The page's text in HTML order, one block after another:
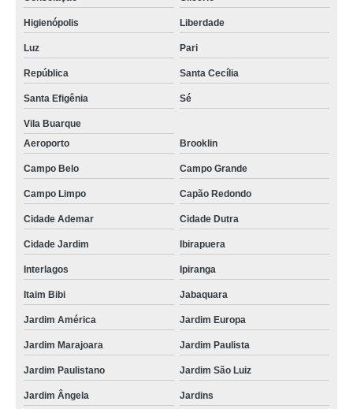
Higienópolis Liberdade
Luz Pari
República Santa Cecília
Santa Efigênia Sé
Vila Buarque
Aeroporto
Brooklin
Campo Belo Campo Grande
Campo Limpo Capão Redondo
Cidade Ademar Cidade Dutra
Cidade Jardim Ibirapuera
Interlagos Ipiranga
Itaim Bibi Jabaquara
Jardim América Jardim Europa
Jardim Marajoara Jardim Paulista
Jardim Paulistano Jardim São Luiz
Jardim Ângela Jardins